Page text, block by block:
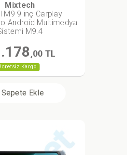
Kargo
Mixtech
M9 9 inç Carplay
Android Multimedya
M9.4
,00 TL
Sepete Ekle